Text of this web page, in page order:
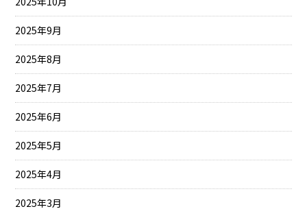
2025年9月
2025年8月
2025年7月
2025年6月
2025年5月
2025年4月
2025年3月